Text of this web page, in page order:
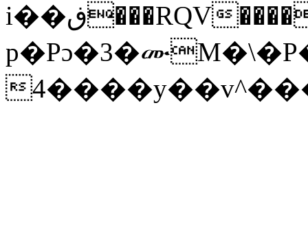
i��ڧ���RQV����0������+�<��E�dZ���u����f.%,԰D�> ?